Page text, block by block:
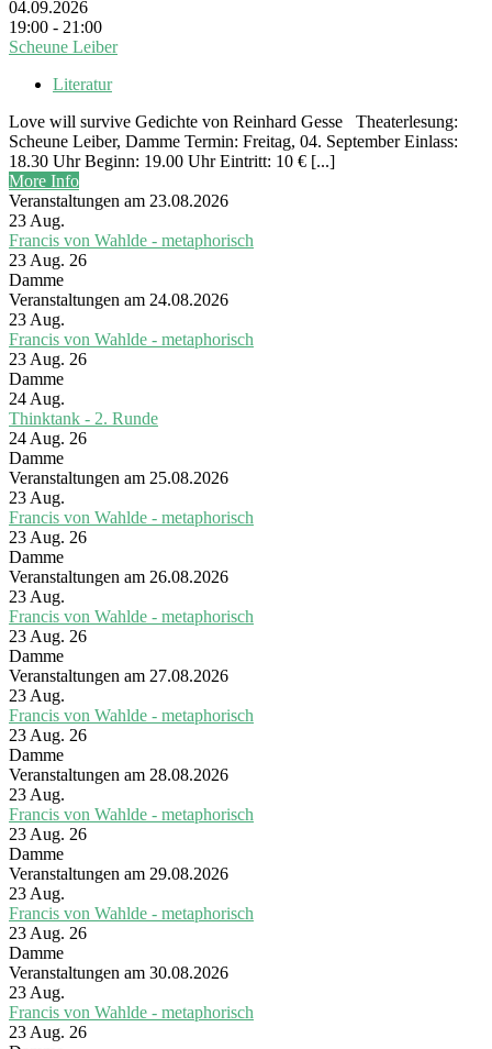
04.09.2026
19:00 - 21:00
Scheune Leiber
Literatur
Love will survive Gedichte von Reinhard Gesse Theaterlesung:
Scheune Leiber, Damme Termin: Freitag, 04. September Einlass:
18.30 Uhr Beginn: 19.00 Uhr Eintritt: 10 € [...]
More Info
Veranstaltungen am 23.08.2026
23 Aug.
Francis von Wahlde - metaphorisch
23 Aug. 26
Damme
Veranstaltungen am 24.08.2026
23 Aug.
Francis von Wahlde - metaphorisch
23 Aug. 26
Damme
24 Aug.
Thinktank - 2. Runde
24 Aug. 26
Damme
Veranstaltungen am 25.08.2026
23 Aug.
Francis von Wahlde - metaphorisch
23 Aug. 26
Damme
Veranstaltungen am 26.08.2026
23 Aug.
Francis von Wahlde - metaphorisch
23 Aug. 26
Damme
Veranstaltungen am 27.08.2026
23 Aug.
Francis von Wahlde - metaphorisch
23 Aug. 26
Damme
Veranstaltungen am 28.08.2026
23 Aug.
Francis von Wahlde - metaphorisch
23 Aug. 26
Damme
Veranstaltungen am 29.08.2026
23 Aug.
Francis von Wahlde - metaphorisch
23 Aug. 26
Damme
Veranstaltungen am 30.08.2026
23 Aug.
Francis von Wahlde - metaphorisch
23 Aug. 26